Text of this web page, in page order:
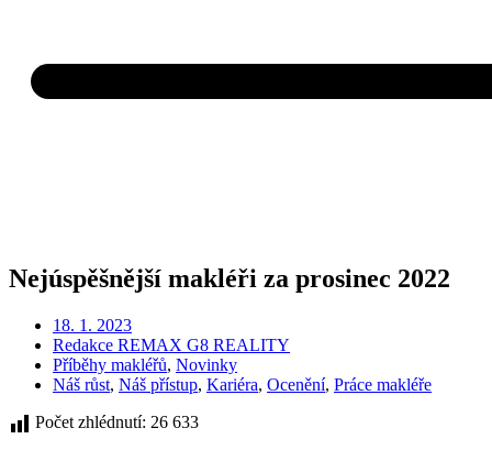
Nejúspěšnější makléři za prosinec 2022
18. 1. 2023
Redakce REMAX G8 REALITY
Příběhy makléřů, Novinky
Náš růst, Náš přístup, Kariéra, Ocenění, Práce makléře
Počet zhlédnutí: 26 633